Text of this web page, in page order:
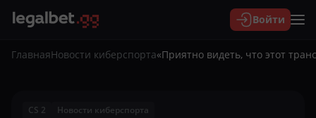
Войти
ГлавнаяНовости киберспорта«Приятно видеть, что этот
CS 2 Новости киберспорта